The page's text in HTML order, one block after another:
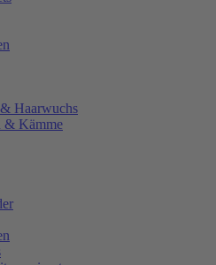
Haarwuchs
& Kämme